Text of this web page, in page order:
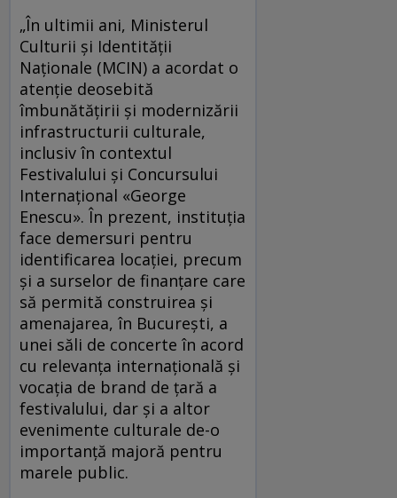
„În ultimii ani, Ministerul
Culturii și Identității
Naționale (MCIN) a acordat o
atenție deosebită
îmbunătățirii și modernizării
infrastructurii culturale,
inclusiv în contextul
Festivalului și Concursului
Internațional «George
Enescu». În prezent, instituția
face demersuri pentru
identificarea locației, precum
și a surselor de finanțare care
să permită construirea și
amenajarea, în București, a
unei săli de concerte în acord
cu relevanța internațională și
vocația de brand de țară a
festivalului, dar și a altor
evenimente culturale de-o
importanță majoră pentru
marele public.